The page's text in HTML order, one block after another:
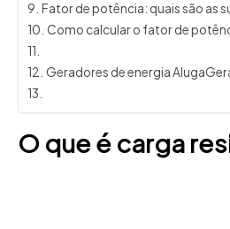
Fator de potência: quais são as
Como calcular o fator de
Geradores de energia
O que é carga